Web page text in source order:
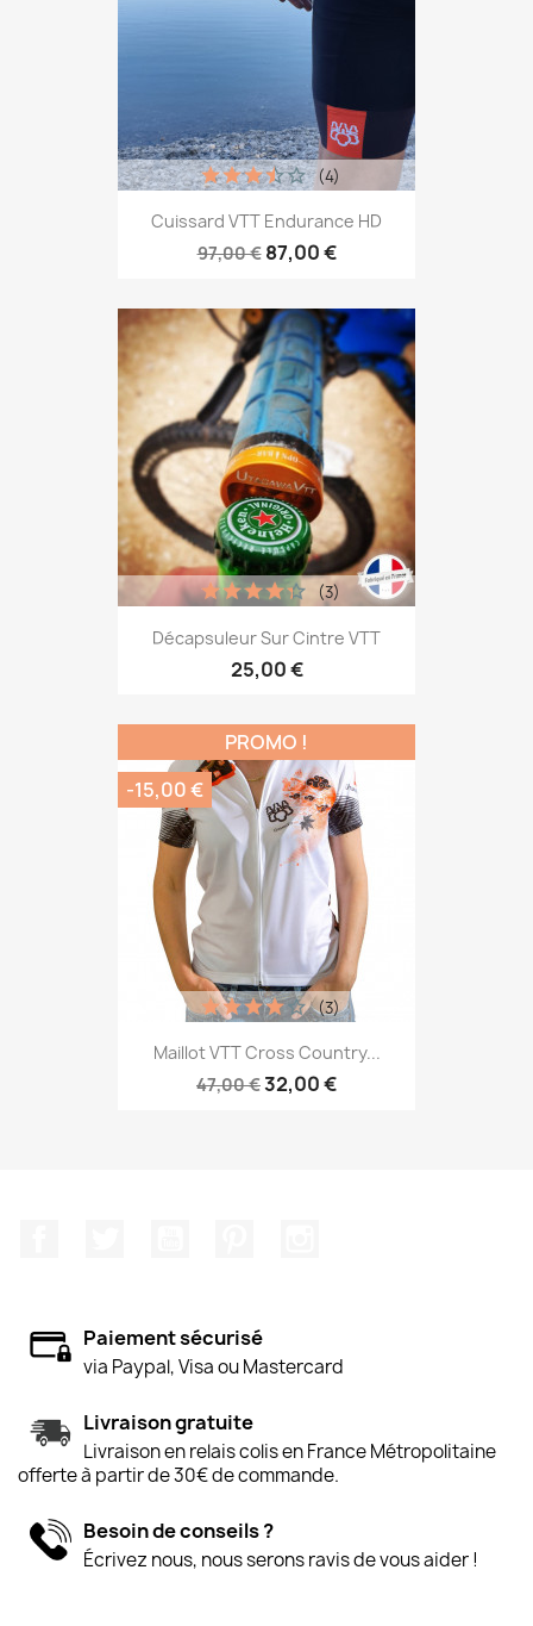
Cuissard VTT Endurance HD
97,00 € 87,00 €
(4)
Décapsuleur Sur Cintre VTT
25,00 €
(3)
Maillot VTT Cross Country...
47,00 €32,00 €
(3)
PROMO !
-15,00 €
Paiement sécurisé
via Paypal, Visa ou Mastercard
Livraison gratuite
Livraison en relais colis en France Métropolitaine
offerte à partir de 30€ de commande.
Besoin de conseils ?
Écrivez nous, nous serons ravis de vous aider !